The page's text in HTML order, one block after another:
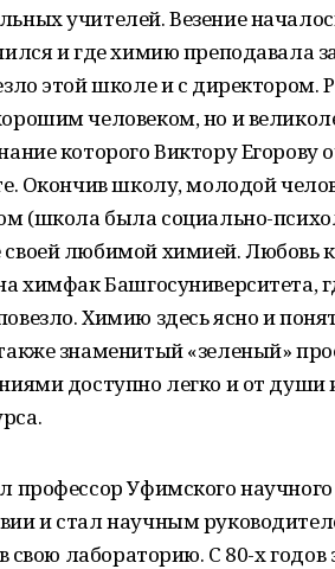
учителей. Везение
и где химию преподавала
этой школе и с директором.
человеком, но и
которого Виктору Егорову
Окончив школу, молодой
(школа была социально-
любимой химией. Любовь
химфак Башгосуниверситета,
Химию здесь ясно и
знаменитый «зеленый»
доступно легко и от души
профессор Уфимского
и стал научным
свою лабораторию. С 80-х